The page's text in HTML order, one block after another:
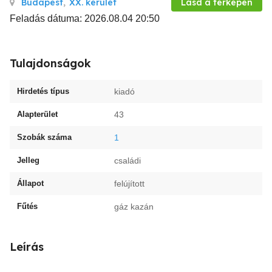
Budapest, XX. kerület Lásd a térképen
Feladás dátuma: 2026.08.04 20:50
Tulajdonságok
Hirdetés típus kiadó
Alapterület 43
Szobák száma 1
Jelleg családi
Állapot felújított
Fűtés gáz kazán
Leírás